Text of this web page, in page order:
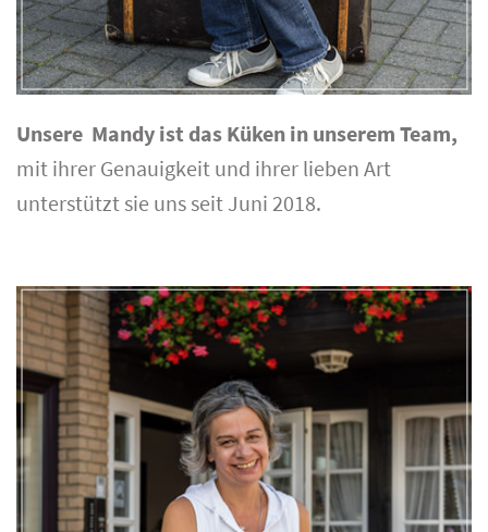
Unsere Mandy ist das Küken in unserem Team,
mit ihrer Genauigkeit und ihrer lieben Art
unterstützt sie uns seit Juni 2018.